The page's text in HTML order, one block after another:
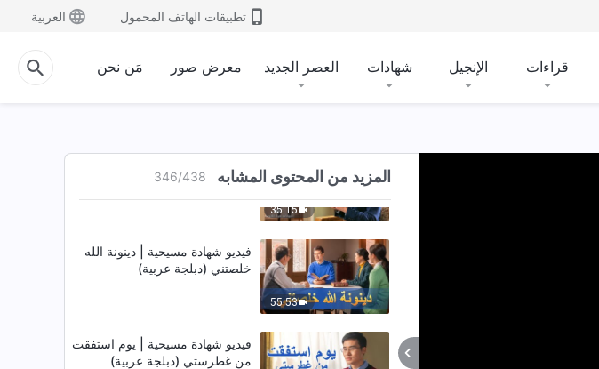
تطبيقات الهاتف المحمول العربية
قراءات الإنجيل شهادات العصر الجديد معرض صور مَن نحن
المزيد من المحتوى المشابه 346/438
فيديو شهادة مسيحية | الإيمان مصدر
35:15
الشخصية الفاسدة (دبلجة عربية)
55:53
فيديو شهادة مسيحية | دينونة الله
خلصتني (دبلجة عربية)
فيديو شهادة مسيحية | يوم استفقت
من غطرستي (دبلجة عربية)